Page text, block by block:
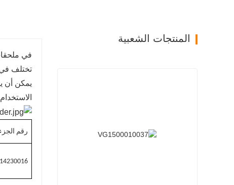
في
تختلف في
يمكن أن
رقم
المنتجات الشعبية